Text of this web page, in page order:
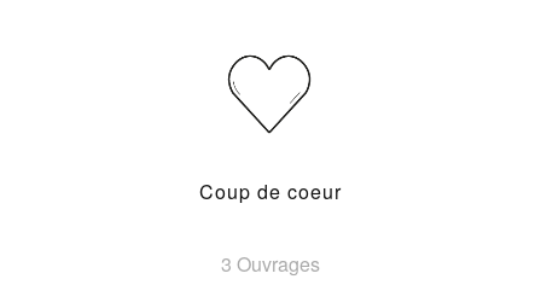
Coup de coeur
3 Ouvrages